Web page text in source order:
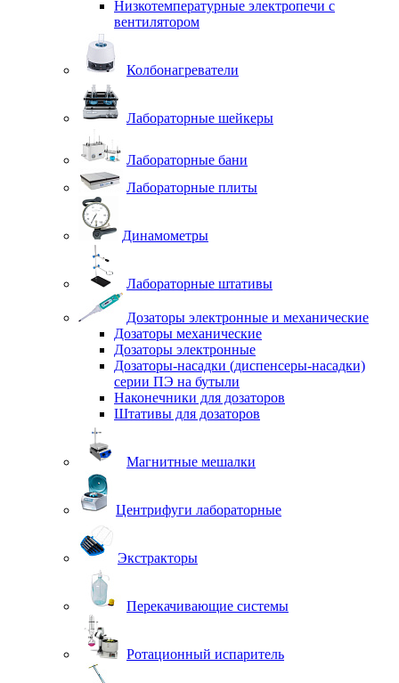
Низкотемпературные электропечи с
вентилятором
Колбонагреватели
Лабораторные шейкеры
Лабораторные бани
Лабораторные плиты
Динамометры
Лабораторные штативы
Дозаторы электронные и механические
Дозаторы механические
Дозаторы электронные
Дозаторы-насадки (диспенсеры-насадки)
серии ПЭ на бутыли
Наконечники для дозаторов
Штативы для дозаторов
Магнитные мешалки
Центрифуги лабораторные
Экстракторы
Перекачивающие системы
Ротационный испаритель